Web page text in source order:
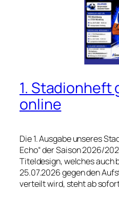
1. Stadionheft
online
Die 1. Ausgabe unseres
Echo“ der Saison 2026/
Titeldesign, welches auch
25.07.2026 gegen den
verteilt wird, steht ab